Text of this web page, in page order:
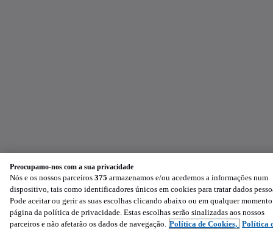
Preocupamo-nos com a sua privacidade
Nós e os nossos parceiros 375 armazenamos e/ou acedemos a informações num
dispositivo, tais como identificadores únicos em cookies para tratar dados
Pode aceitar ou gerir as suas escolhas clicando abaixo ou em qualquer
página da política de privacidade. Estas escolhas serão sinalizadas aos nossos
parceiros e não afetarão os dados de navegação. Política de Cookies, Política